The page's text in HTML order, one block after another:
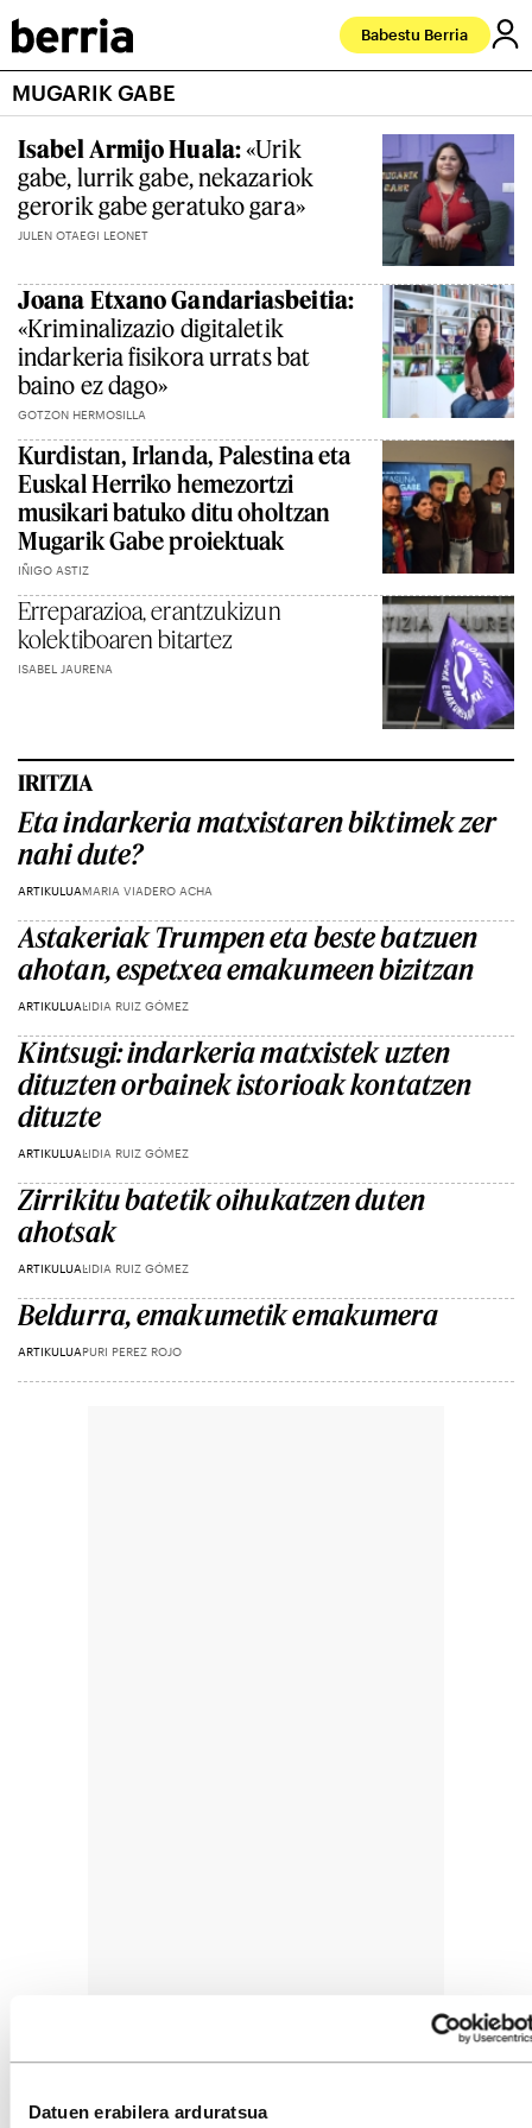
Datuen erabilera arduratsua
Babestu Berria
MUGARIK GABE
Isabel Armijo Huala:«Urik
gabe, lurrik gabe, nekazariok
gerorik gabe geratuko gara»
JULEN OTAEGI LEONET
Joana Etxano Gandariasbeitia:
«Kriminalizazio digitaletik
indarkeria fisikora urrats bat
baino ez dago»
GOTZON HERMOSILLA
Kurdistan, Irlanda, Palestina eta
Euskal Herriko hemezortzi
musikari batuko ditu oholtzan
Mugarik Gabe proiektuak
IÑIGO ASTIZ
Erreparazioa, erantzukizun
kolektiboaren bitartez
ISABEL JAURENA
IRITZIA
Eta indarkeria matxistaren biktimek zer
nahi dute?
ARTIKULUAMARIA VIADERO ACHA
Astakeriak Trumpen eta beste batzuen
ahotan, espetxea emakumeen bizitzan
ARTIKULUALIDIA RUIZ GÓMEZ
Kintsugi: indarkeria matxistek uzten
dituzten orbainek istorioak kontatzen
dituzte
ARTIKULUALIDIA RUIZ GÓMEZ
Zirrikitu batetik oihukatzen duten
ahotsak
ARTIKULUALIDIA RUIZ GÓMEZ
Beldurra, emakumetik emakumera
ARTIKULUAPURI PEREZ ROJO